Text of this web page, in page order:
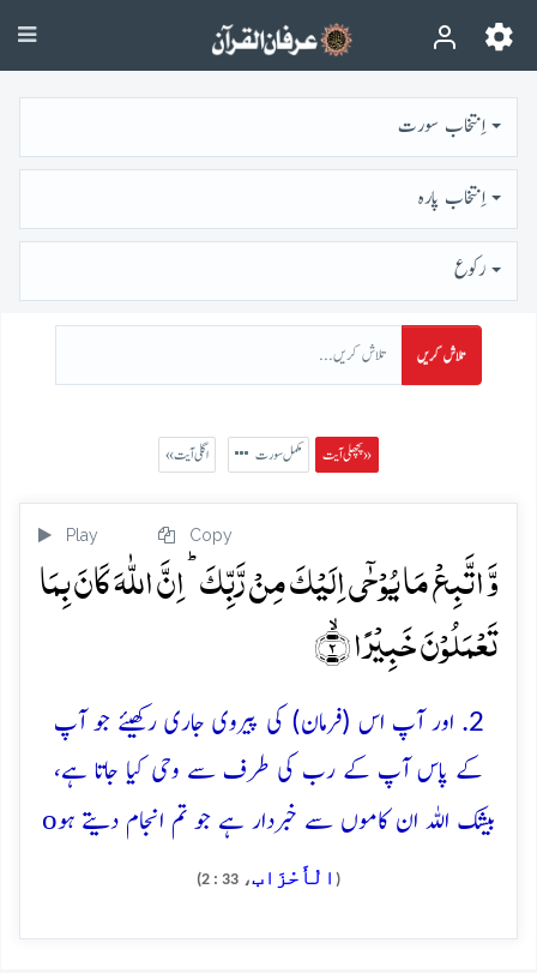
اِنتخاب سورت
اِنتخاب پارہ
رُكوع
تلاش کریں
پچھلی آیت » مکمل سورت « اگلی آیت
Play Copy
وَّ اتَّبِعۡ مَا یُوۡحٰۤی اِلَیۡکَ مِنۡ رَّبِّکَ ؕ اِنَّ اللّٰہَ کَانَ بِمَا
تَعۡمَلُوۡنَ خَبِیۡرًا ۙ﴿۲﴾
2. اور آپ اس (فرمان) کی پیروی جاری رکھیئے جو آپ
کے پاس آپ کے رب کی طرف سے وحی کیا جاتا ہے،
بیشک اللہ ان کاموں سے خبردار ہے جو تم انجام دیتے ہوo
( الْأَحْزَاب، 33 : 2)